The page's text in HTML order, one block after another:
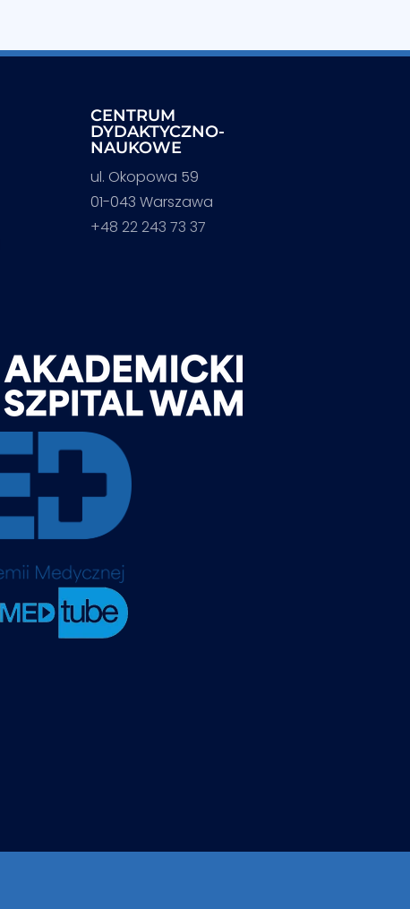
CENTRUM
DYDAKTYCZNO-
NAUKOWE
ul. Okopowa 59
01-043 Warszawa
+48 22 243 73 37